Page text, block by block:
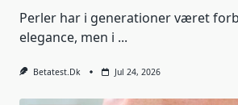
Perler har i generationer været
elegance, men i ...
Betatest.dk Jul 24, 2026